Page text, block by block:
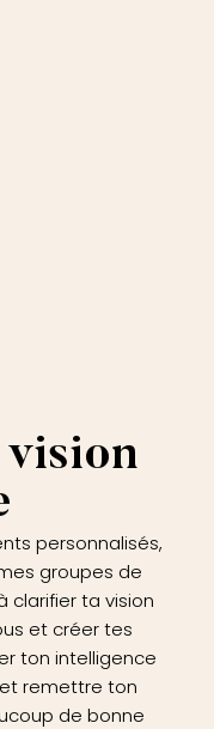
personnalisés,
groupes de
clarifier ta vision
et créer tes
ton intelligence
remettre ton
de bonne